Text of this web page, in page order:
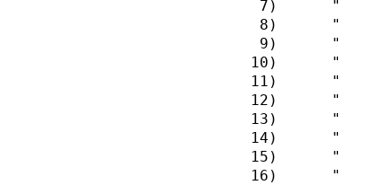
7)      "
8)      "
9)      "
10)      "
11)      "
12)      "
13)      "
14)      "
15)      "
16)      "